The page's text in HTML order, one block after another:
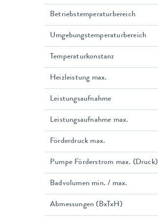
Betriebstemperaturbereich
Umgebungstemperaturbereich
Temperaturkonstanz
Heizleistung max.
Leistungsaufnahme
Leistungsaufnahme max.
Förderdruck max.
Pumpe Förderstrom max. (Druck)
Badvolumen min. / max.
Abmessungen (BxTxH)